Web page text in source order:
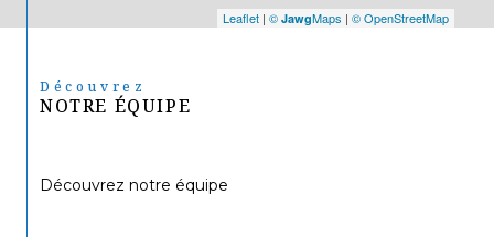
Leaflet | © JawgMaps | © OpenStreetMap
Découvrez
NOTRE ÉQUIPE
Découvrez notre équipe